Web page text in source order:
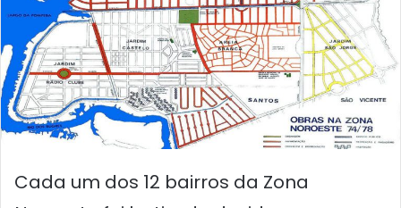
Cada um dos 12 bairros da Zona